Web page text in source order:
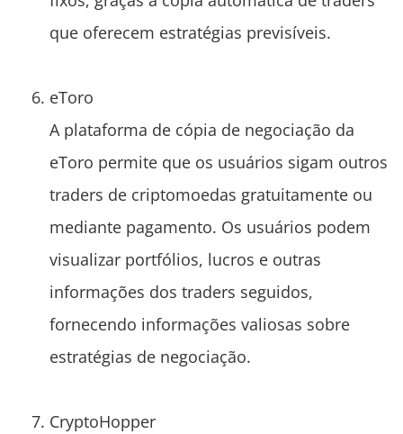
que oferecem estratégias previsíveis.
eToro
A plataforma de cópia de negociação da
eToro permite que os usuários sigam outros
traders de criptomoedas gratuitamente ou
mediante pagamento. Os usuários podem
visualizar portfólios, lucros e outras
informações dos traders seguidos,
fornecendo informações valiosas sobre
estratégias de negociação.
CryptoHopper